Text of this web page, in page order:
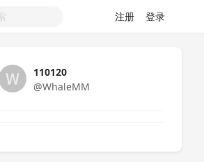
注册 登录
110120
@WhaleMM